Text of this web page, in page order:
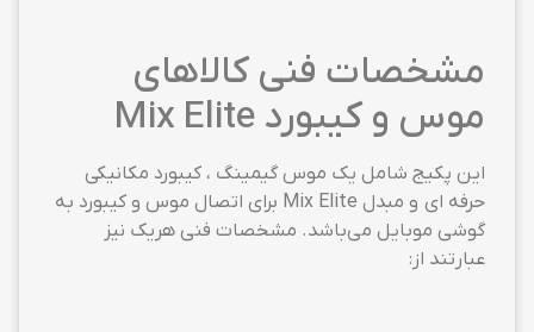
مشخصات فنی کالاهای
موس و کیبورد Mix Elite
این پکیج شامل یک موس گیمینگ ، کیبورد مکانیکی
حرفه ای و مبدل Mix Elite برای اتصال موس و کیبورد به
گوشی موبایل می‌باشد. مشخصات فنی هریک نیز
عبارتند از: